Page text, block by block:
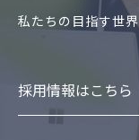
私たちの⽬指す世
採⽤情報はこちら